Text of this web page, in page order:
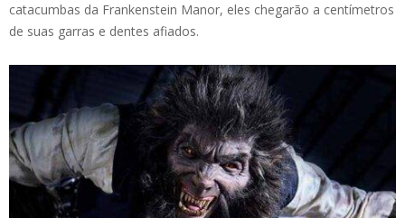
catacumbas da Frankenstein Manor, eles chegarão a centímetros
de suas garras e dentes afiados.